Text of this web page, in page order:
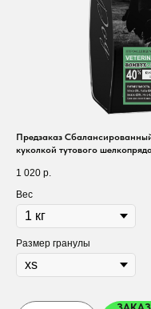
Предзаказ
куколкой тутового
1 020 р.
Вес
Размер гранулы